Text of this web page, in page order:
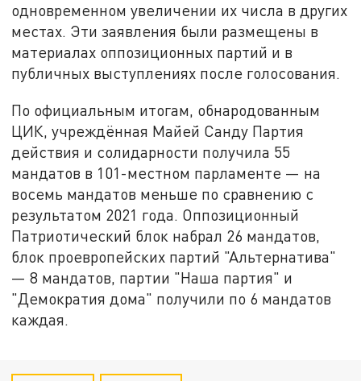
одновременном увеличении их числа в других
местах. Эти заявления были размещены в
материалах оппозиционных партий и в
публичных выступлениях после голосования.
По официальным итогам, обнародованным
ЦИК, учреждённая Майей Санду Партия
действия и солидарности получила 55
мандатов в 101-местном парламенте — на
восемь мандатов меньше по сравнению с
результатом 2021 года. Оппозиционный
Патриотический блок набрал 26 мандатов,
блок проевропейских партий "Альтернатива"
— 8 мандатов, партии "Наша партия" и
"Демократия дома" получили по 6 мандатов
каждая.